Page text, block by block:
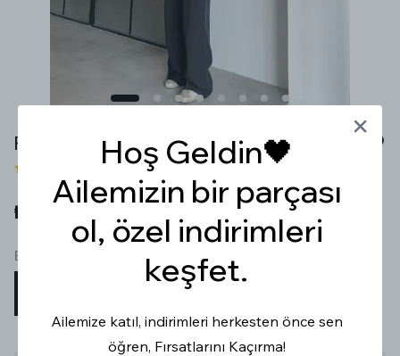
PREMİUM TENCEL SİYAH PALAZZO
1 değerlendirme
₺ 799.99
Beden
XL
Hoş Geldin🖤
Ailemizin bir parçası
ol, özel indirimleri
keşfet.
Ailemize katıl, indirimleri herkesten önce sen
öğren, Fırsatlarını Kaçırma!